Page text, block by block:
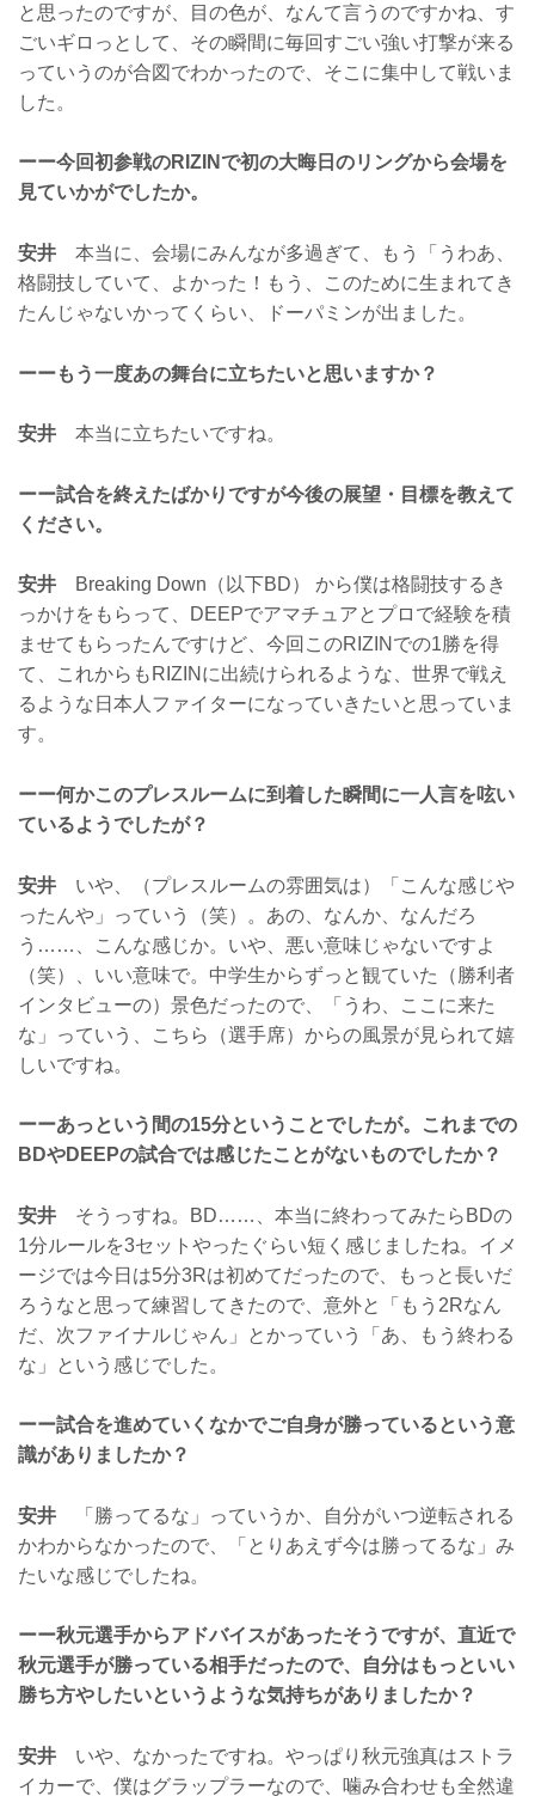
と思ったのですが、目の色が、なんて言うのですかね、す
ごいギロっとして、その瞬間に毎回すごい強い打撃が来る
っていうのが合図でわかったので、そこに集中して戦いま
した。
ーー今回初参戦のRIZINで初の大晦日のリングから会場を
見ていかがでしたか。
安井 本当に、会場にみんなが多過ぎて、もう「うわあ、
格闘技していて、よかった！もう、このために生まれてき
たんじゃないかってくらい、ドーパミンが出ました。
ーーもう一度あの舞台に立ちたいと思いますか？
安井 本当に立ちたいですね。
ーー試合を終えたばかりですが今後の展望・目標を教えて
ください。
安井 Breaking Down（以下BD） から僕は格闘技するき
っかけをもらって、DEEPでアマチュアとプロで経験を積
ませてもらったんですけど、今回このRIZINでの1勝を得
て、これからもRIZINに出続けられるような、世界で戦え
るような日本人ファイターになっていきたいと思っていま
す。
ーー何かこのプレスルームに到着した瞬間に一人言を呟い
ているようでしたが？
安井 いや、（プレスルームの雰囲気は）「こんな感じや
ったんや」っていう（笑）。あの、なんか、なんだろ
う……、こんな感じか。いや、悪い意味じゃないですよ
（笑）、いい意味で。中学生からずっと観ていた（勝利者
インタビューの）景色だったので、「うわ、ここに来た
な」っていう、こちら（選手席）からの風景が見られて嬉
しいですね。
ーーあっという間の15分ということでしたが。これまでの
BDやDEEPの試合では感じたことがないものでしたか？
安井 そうっすね。BD……、本当に終わってみたらBDの
1分ルールを3セットやったぐらい短く感じましたね。イメ
ージでは今日は5分3Rは初めてだったので、もっと長いだ
ろうなと思って練習してきたので、意外と「もう2Rなん
だ、次ファイナルじゃん」とかっていう「あ、もう終わる
な」という感じでした。
ーー試合を進めていくなかでご自身が勝っているという意
識がありましたか？
安井 「勝ってるな」っていうか、自分がいつ逆転される
かわからなかったので、「とりあえず今は勝ってるな」み
たいな感じでしたね。
ーー秋元選手からアドバイスがあったそうですが、直近で
秋元選手が勝っている相手だったので、自分はもっといい
勝ち方やしたいというような気持ちがありましたか？
安井 いや、なかったですね。やっぱり秋元強真はストラ
イカーで、僕はグラップラーなので、噛み合わせも全然違